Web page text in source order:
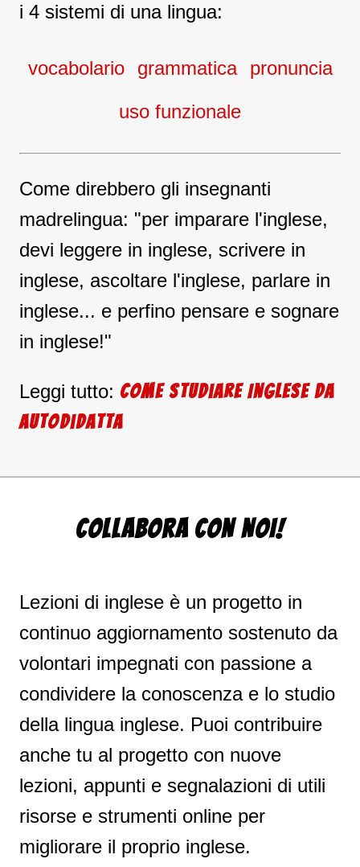
i 4 sistemi di una lingua:
vocabolario grammatica
pronuncia
uso funzionale
Come direbbero gli insegnanti
madrelingua: "per imparare l'inglese,
devi leggere in inglese, scrivere in
inglese, ascoltare l'inglese, parlare in
inglese... e perfino pensare e sognare
in inglese!"
Leggi tutto: Come Studiare Inglese da
autodidatta
COLLABORA CON NOI!
Lezioni di inglese è un progetto in
continuo aggiornamento sostenuto da
volontari impegnati con passione a
condividere la conoscenza e lo studio
della lingua inglese. Puoi contribuire
anche tu al progetto con nuove
lezioni, appunti e segnalazioni di utili
risorse e strumenti online per
migliorare il proprio inglese.